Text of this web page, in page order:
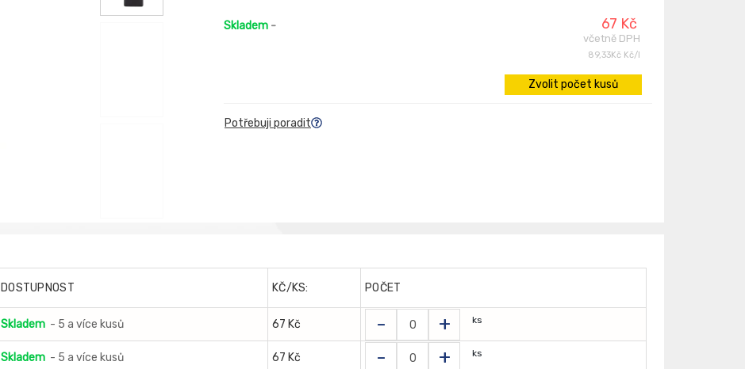
Skladem - 67 Kč
včetně DPH
89,33Kč Kč/l
Zvolit počet kusů
Potřebuji poradit
DOSTUPNOST KČ/KS: POČET
Skladem - 5 a více kusů 67 Kč - + ks
Skladem - 5 a více kusů 67 Kč - + ks